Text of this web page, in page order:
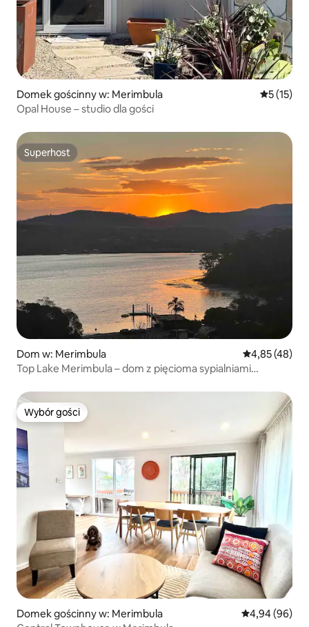
Domek gościnny w: Merimbula Średnia
5 (15)
Opal House – studio dla gości
Superhost
Superhost
Dom w: Merimbula Średnia
4,85 (48)
Top Lake Merimbula – dom z pięcioma sypialniami
Wybór gości
Wybór gości
Domek gościnny w: Merimbula Średnia
4,94 (96)